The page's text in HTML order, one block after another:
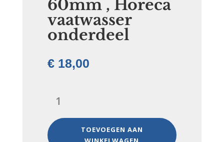
60mm , Horeca
vaatwasser
onderdeel
€18,00
bocht¸
Horeca
TOEVOEGEN AAN